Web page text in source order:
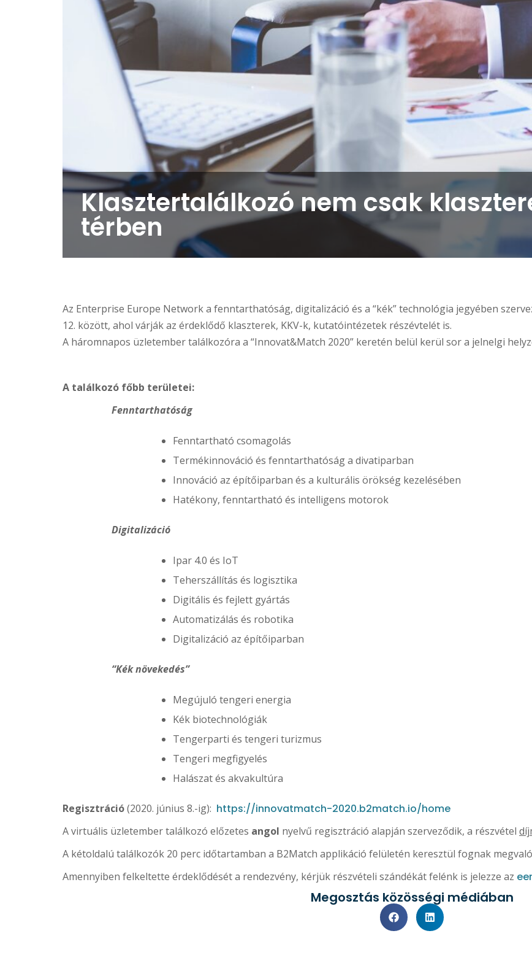
Klasztertalálkozó nem csak
térben
Az Enterprise Europe Network a fenntarthatóság, digitalizáció és a “kék” technológia jegyében
12. között, ahol várják az érdeklődő klaszterek, KKV-k, kutatóintézetek részévtelét is.
A háromnapos üzletember találkozóra a “Innovat&Match 2020” keretén belül kerül sor a jelnelgi
A találkozó főbb területei:
Fenntarthatóság
Fenntartható csomagolás
Termékinnováció és fenntarthatóság a divatiparban
Innováció az építőiparban és a kulturális örökség kezelésében
Hatékony, fenntartható és intelligens motorok
Digitalizáció
Ipar 4.0 és IoT
Teherszállítás és logisztika
Digitális és fejlett gyártás
Automatizálás és robotika
Digitalizáció az építőiparban
“Kék növekedés”
Megújuló tengeri energia
Kék biotechnológiák
Tengerparti és tengeri turizmus
Tengeri megfigyelés
Halászat és akvakultúra
Regisztráció(2020. június 8.-ig): https://innovatmatch-2020.b2match.io/home
A virtuális üzletember találkozó előzetes angol nyelvű regisztráció alapján szerveződik, a részvétel
A kétoldalú találkozók 20 perc időtartamban a B2Match applikáció felületén keresztül fognak
Amennyiben felkeltette érdeklődését a rendezvény, kérjük részvételi szándékát felénk is jelezze az
Megosztás közösségi médiában